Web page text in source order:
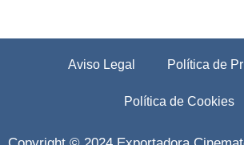
Aviso Legal Política de
Política de Cookies